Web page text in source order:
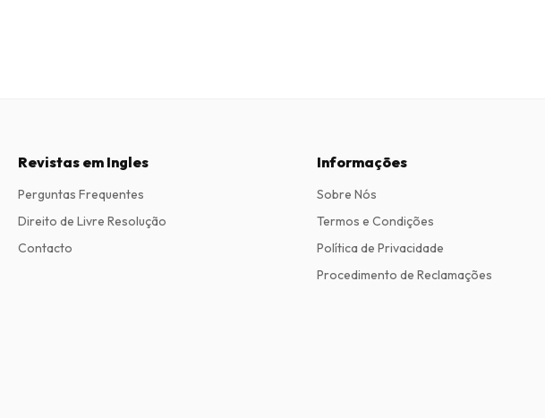
Revistas em Ingles
Perguntas Frequentes
Direito de Livre Resolução
Contacto
Informações
Sobre Nós
Termos e Condições
Política de Privacidade
Procedimento de Reclamações